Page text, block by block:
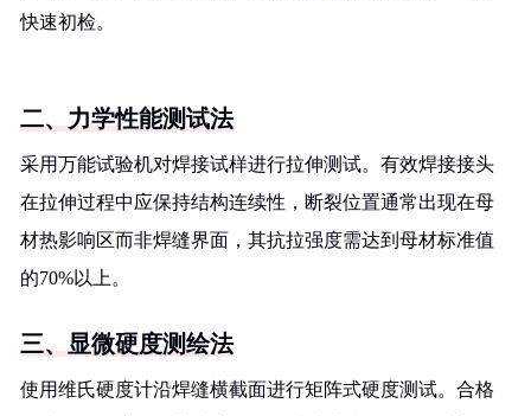
快速初检。
二、力学性能测试法
采用万能试验机对焊接试样进行拉伸测试。有效焊接接头
在拉伸过程中应保持结构连续性，断裂位置通常出现在母
材热影响区而非焊缝界面，其抗拉强度需达到母材标准值
的70%以上。
三、显微硬度测绘法
使用维氏硬度计沿焊缝横截面进行矩阵式硬度测试。合格